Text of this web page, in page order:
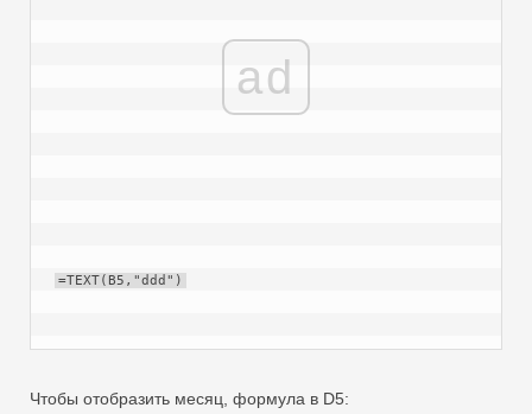
ad
=TEXT(B5,"ddd")
Чтобы отобразить месяц, формула в D5: